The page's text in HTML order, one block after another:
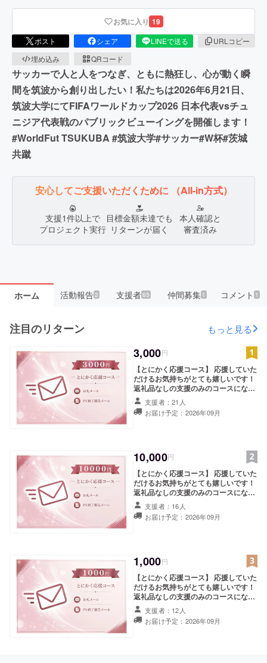
少額ではありますが応援しております！！！つく
ばのみなさんの日本での活動やカンボジアでの活
動には驚くことばかりです！これからも素敵なみ
てください！！頑張ってください！！！
応援しています！頑張って下さい
日本にイギリスからア式蹴球を導入した我が故郷
(和歌山県那智勝浦町)出身の中村覚之助さん(旧
パブリックビューイングを企画していただきあり
がとうございました。ささやかではありますが、
支援させていただきます。
応援メッセージにPV お疲れ様でした！ 若い世代
しいですね。これからの挑戦も応援しています！
その先に広がる皆さん一人ひとりの未来も心から
した！年金生活者なのでほんの気持ちだけでごめ
んなさい。
パブリックビューイングを開催していただきあり
がとうございました！つくばや土浦のエリアで
PVできる場所を探していたので、非常に助かり
ました。楽しかったです。
力がメキシコに伝わりましたね。ご活動も応援し
ています！！
パブリックビューイング楽しかったです。 応援
しています！頑張ってください！
お気に入り 19
ポスト シェア LINEで送る
URLコピー
埋め込み
QRコード
サッカーで人と人をつなぎ、ともに熱狂し、心が動く瞬
間を筑波から創り出したい！私たちは2026年6月21日、
筑波大学にてFIFAワールドカップ2026 日本代表vsチュ
ニジア代表戦のパブリックビューイングを開催します！
#WorldFut TSUKUBA #筑波大学#サッカー#W杯#茨城
共蹴
安心してご支援いただくために （All-in方式）
支援1件以上で
プロジェクト実行
目標金額未達でも
リターンが届く
本人確認と
審査済み
ホーム 活動報告2 支援者65 仲間募集 1 コメント 1
注目のリターン もっと見る
3,000円
【とにかく応援コース】 応援していた
だけるお気持ちがとても嬉しいです！
返礼品なしの支援のみのコースになっ
ております。 皆様からのご支援は、プ
ロジェクトのために大切に使わせてい
ただきます。 ・お礼メール ・PV終了
なります。
支援者：21人
お届け予定：2026年09月
10,000円
【とにかく応援コース】 応援していた
だけるお気持ちがとても嬉しいです！
返礼品なしの支援のみのコースになっ
ております。 皆様からのご支援は、プ
ロジェクトのために大切に使わせてい
ただきます。 ・お礼メール ・PV終了
なります。
支援者：16人
お届け予定：2026年09月
1,000円
【とにかく応援コース】 応援していた
だけるお気持ちがとても嬉しいです！
返礼品なしの支援のみのコースになっ
ております。 皆様からのご支援は、プ
ロジェクトのために大切に使わせてい
ただきます。 ・お礼メール ・PV終了
支援者：12人
お届け予定：2026年09月